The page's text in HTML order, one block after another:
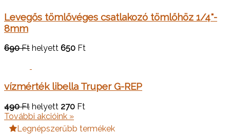
Levegős tömlővéges csatlakozó tömlőhöz 1/4"-
8mm
690 Ft helyett 650 Ft
vízmérték libella Truper G-REP
490 Ft helyett 270 Ft
További akcióink »
Legnépszerűbb termékek